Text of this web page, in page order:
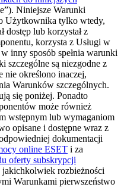
”). Niniejsze Warunki
Użytkownika tylko wtedy,
dostęp lub korzystał z
korzysta z Usługi w
inny sposób spełnia warunki
szczególne są niezgodne z
nie określono inaczej,
Warunków szczególnych.
się poniżej. Ponadto
może również
wstępnym lub wymaganiom
opisane i dostępne wraz z
dokumentacji
online ESET i za
oferty subskrypcji
rozbieżności
Warunkami pierwszeństwo